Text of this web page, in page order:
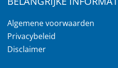
Algemene voorwaarden
Privacybeleid
Disclaimer